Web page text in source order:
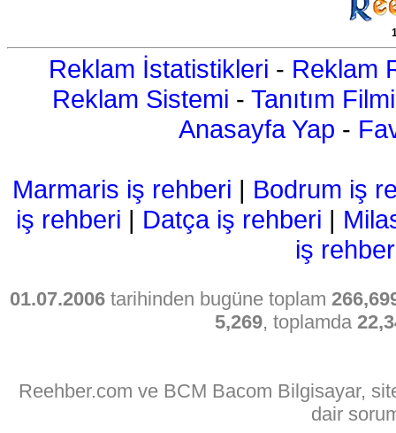
Reklam İstatistikleri - Reklam
Reklam Sistemi - Tanıtım Filmi
Anasayfa Yap -
Marmaris iş rehberi | Bodrum iş
iş rehberi | Datça iş rehberi |
iş
01.07.2006 tarihinden bugüne toplam
5,269, toplamda
Reehber.com ve BCM Bacom Bilgisayar,
dair